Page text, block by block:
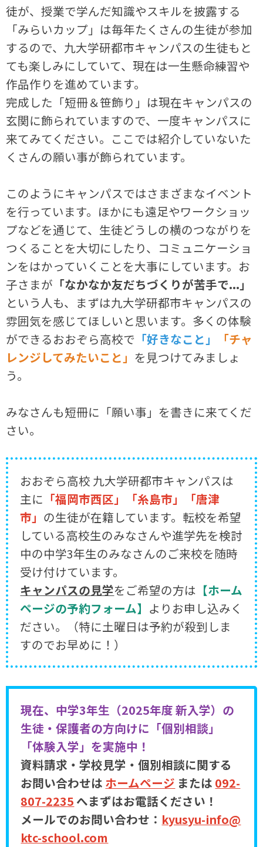
徒が、授業で学んだ知識やスキルを披露する
「みらいカップ」は毎年たくさんの生徒が参加
するので、九大学研都市キャンパスの生徒もと
ても楽しみにしていて、現在は一生懸命練習や
作品作りを進めています。
完成した「短冊＆笹飾り」は現在キャンパスの
玄関に飾られていますので、一度キャンパスに
来てみてください。ここでは紹介していないた
くさんの願い事が飾られています。
このようにキャンパスではさまざまなイベント
を行っています。ほかにも遠足やワークショッ
プなどを通じて、生徒どうしの横のつながりを
つくることを大切にしたり、コミュニケーショ
ンをはかっていくことを大事にしています。お
子さまが 「なかなか友だちづくりが苦手で...」
という人も、まずは九大学研都市キャンパスの
雰囲気を感じてほしいと思います。多くの体験
ができるおおぞら高校で 「好きなこと」
「チャ
レンジしてみたいこと」 を見つけてみましょ
う。
みなさんも短冊に「願い事」を書きに来てくだ
さい。
おおぞら高校 九大学研都市キャンパスは
主に 「福岡市西区」「糸島市」「唐津
市」 の生徒が在籍しています。転校を希望
している高校生のみなさんや進学先を検討
中の中学3年生のみなさんのご来校を随時
受け付けています。
キャンパスの見学をご希望の方は 【ホーム
ページの予約フォーム】 よりお申し込みく
ださい。（特に土曜日は予約が殺到しま
すのでお早めに！）
現在、中学3年生（2025年度 新入学）の
生徒・保護者の方向けに「個別相談」
「体験入学」を実施中！
資料請求・学校見学・個別相談に関する
お問い合わせは ホームページ または 092-
807-2235 へまずはお電話ください！
メールでのお問い合わせ： kyusyu-info@
ktc-school.com